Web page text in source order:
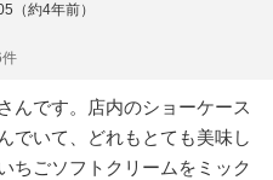
（約4年前）
んです。店内のショーケース
でいて、どれもとても美味し
ちごソフトクリームをミック